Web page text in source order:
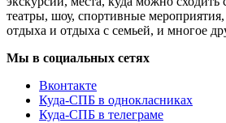
театры, шоу, спортивные
отдыха и отдыха с семьей, и многое
Мы в социальных сетях
Вконтакте
Куда-СПБ в однокласниках
Куда-СПБ в телеграме